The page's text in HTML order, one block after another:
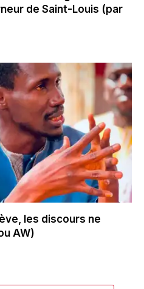
de Saint-Louis (par
les discours ne
AW)